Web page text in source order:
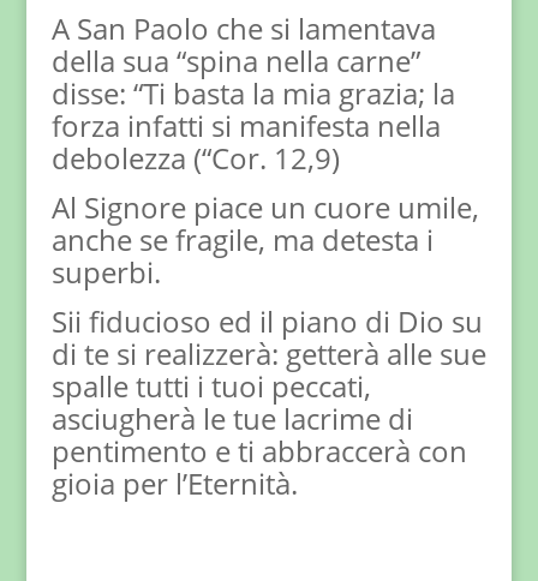
A San Paolo che si lamentava
della sua “spina nella carne”
disse: “Ti basta la mia grazia; la
forza infatti si manifesta nella
debolezza (“Cor. 12,9)
Al Signore piace un cuore umile,
anche se fragile, ma detesta i
superbi.
Sii fiducioso ed il piano di Dio su
di te si realizzerà: getterà alle sue
spalle tutti i tuoi peccati,
asciugherà le tue lacrime di
pentimento e ti abbraccerà con
gioia per l’Eternità.